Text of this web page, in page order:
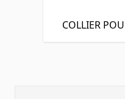
COLLIER